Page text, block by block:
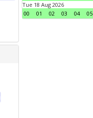
Tue 18 Aug 2026
00
01 02 03 04 05